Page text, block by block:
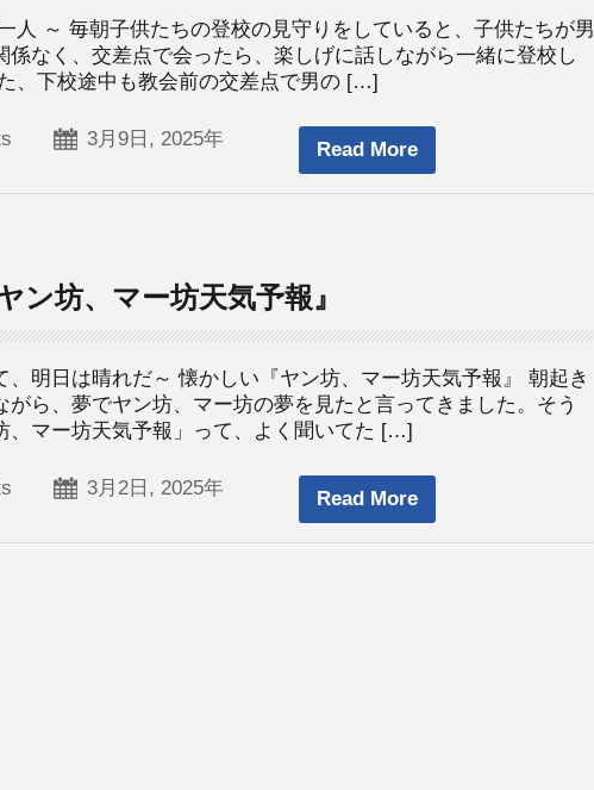
人 ～ 毎朝子供たちの登校の見守りをしていると、子供たちが男
係なく、交差点で会ったら、楽しげに話しながら一緒に登校し
、下校途中も教会前の交差点で男の […]
3月9日, 2025年 Read More
ン坊、マー坊天気予報』
、明日は晴れだ～ 懐かしい『ヤン坊、マー坊天気予報』 朝起き
がら、夢でヤン坊、マー坊の夢を見たと言ってきました。そう
、マー坊天気予報」って、よく聞いてた […]
3月2日, 2025年 Read More